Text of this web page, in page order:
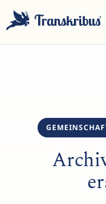
Tippen Sie, um in